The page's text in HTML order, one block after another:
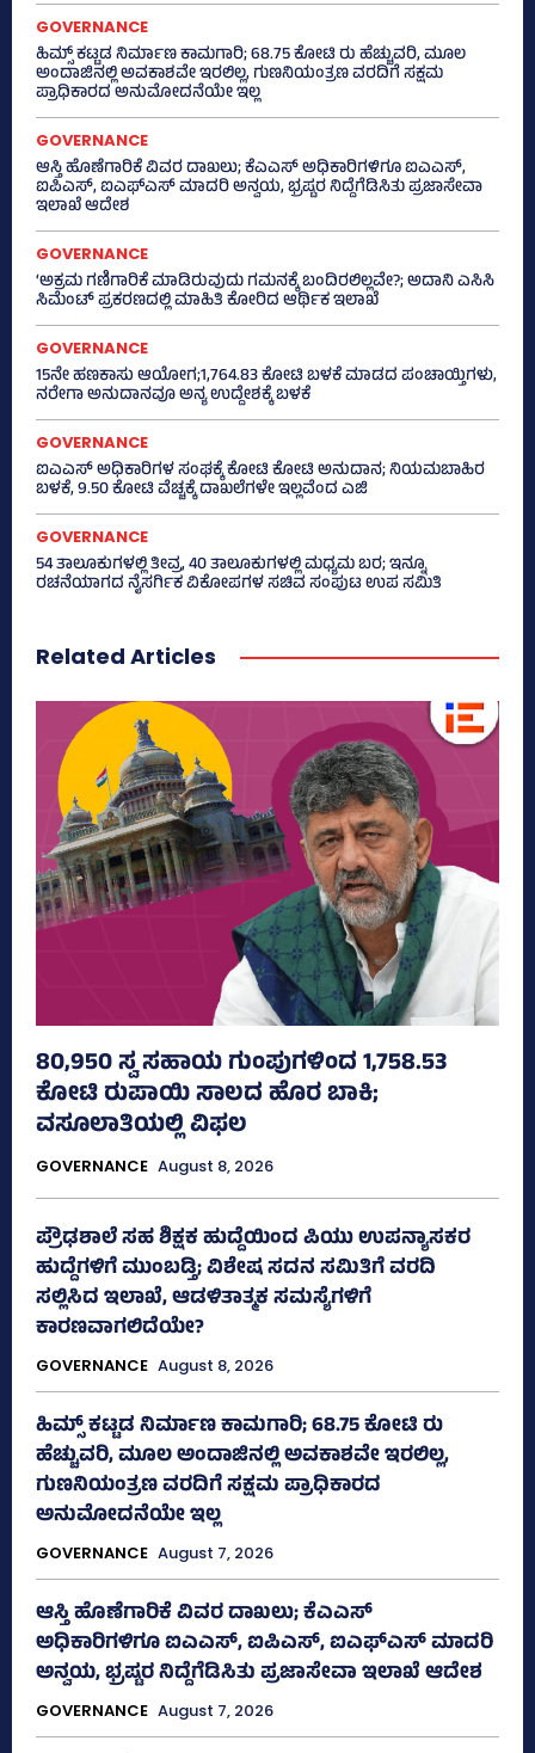
GOVERNANCE
ಹಿಮ್ಸ್‌ ಕಟ್ಟಡ ನಿರ್ಮಾಣ ಕಾಮಗಾರಿ; 68.75 ಕೋಟಿ ರು ಹೆಚ್ಚುವರಿ, ಮೂಲ
ಅಂದಾಜಿನಲ್ಲಿ ಅವಕಾಶವೇ ಇರಲಿಲ್ಲ, ಗುಣನಿಯಂತ್ರಣ ವರದಿಗೆ ಸಕ್ಷಮ
ಪ್ರಾಧಿಕಾರದ ಅನುಮೋದನೆಯೇ ಇಲ್ಲ
GOVERNANCE
ಆಸ್ತಿ ಹೊಣೆಗಾರಿಕೆ ವಿವರ ದಾಖಲು; ಕೆಎಎಸ್ ಅಧಿಕಾರಿಗಳಿಗೂ ಐಎಎಸ್‌,
ಐಪಿಎಸ್‌, ಐಎಫ್‌ಎಸ್‌ ಮಾದರಿ ಅನ್ವಯ, ಭ್ರಷ್ಟರ ನಿದ್ದೆಗೆಡಿಸಿತು ಪ್ರಜಾಸೇವಾ
ಇಲಾಖೆ ಆದೇಶ
GOVERNANCE
‘ಅಕ್ರಮ ಗಣಿಗಾರಿಕೆ ಮಾಡಿರುವುದು ಗಮನಕ್ಕೆ ಬಂದಿರಲಿಲ್ಲವೇ?; ಅದಾನಿ ಎಸಿಸಿ
ಸಿಮೆಂಟ್ ಪ್ರಕರಣದಲ್ಲಿ ಮಾಹಿತಿ ಕೋರಿದ ಆರ್ಥಿಕ ಇಲಾಖೆ
GOVERNANCE
15ನೇ ಹಣಕಾಸು ಆಯೋಗ;1,764.83 ಕೋಟಿ ಬಳಕೆ ಮಾಡದ ಪಂಚಾಯ್ತಿಗಳು,
ನರೇಗಾ ಅನುದಾನವೂ ಅನ್ಯ ಉದ್ದೇಶಕ್ಕೆ ಬಳಕೆ
GOVERNANCE
ಐಎಎಸ್‌ ಅಧಿಕಾರಿಗಳ ಸಂಘಕ್ಕೆ ಕೋಟಿ ಕೋಟಿ ಅನುದಾನ; ನಿಯಮಬಾಹಿರ
ಬಳಕೆ, 9.50 ಕೋಟಿ ವೆಚ್ಚಕ್ಕೆ ದಾಖಲೆಗಳೇ ಇಲ್ಲವೆಂದ ಎಜಿ
GOVERNANCE
54 ತಾಲೂಕುಗಳಲ್ಲಿ ತೀವ್ರ, 40 ತಾಲೂಕುಗಳಲ್ಲಿ ಮಧ್ಯಮ ಬರ; ಇನ್ನೂ
ರಚನೆಯಾಗದ ನೈಸರ್ಗಿಕ ವಿಕೋಪಗಳ ಸಚಿವ ಸಂಪುಟ ಉಪ ಸಮಿತಿ
Related Articles
80,950 ಸ್ವ ಸಹಾಯ ಗುಂಪುಗಳಿಂದ 1,758.53
ಕೋಟಿ ರುಪಾಯಿ ಸಾಲದ ಹೊರ ಬಾಕಿ;
ವಸೂಲಾತಿಯಲ್ಲಿ ವಿಫಲ
GOVERNANCE August 8, 2026
ಪ್ರೌಢಶಾಲೆ ಸಹ ಶಿಕ್ಷಕ ಹುದ್ದೆಯಿಂದ ಪಿಯು ಉಪನ್ಯಾಸಕರ
ಹುದ್ದೆಗಳಿಗೆ ಮುಂಬಡ್ತಿ; ವಿಶೇಷ ಸದನ ಸಮಿತಿಗೆ ವರದಿ
ಸಲ್ಲಿಸಿದ ಇಲಾಖೆ, ಆಡಳಿತಾತ್ಮಕ ಸಮಸ್ಯೆಗಳಿಗೆ
ಕಾರಣವಾಗಲಿದೆಯೇ?
GOVERNANCE August 8, 2026
ಹಿಮ್ಸ್‌ ಕಟ್ಟಡ ನಿರ್ಮಾಣ ಕಾಮಗಾರಿ; 68.75 ಕೋಟಿ ರು
ಹೆಚ್ಚುವರಿ, ಮೂಲ ಅಂದಾಜಿನಲ್ಲಿ ಅವಕಾಶವೇ ಇರಲಿಲ್ಲ,
ಗುಣನಿಯಂತ್ರಣ ವರದಿಗೆ ಸಕ್ಷಮ ಪ್ರಾಧಿಕಾರದ
ಅನುಮೋದನೆಯೇ ಇಲ್ಲ
GOVERNANCE August 7, 2026
ಆಸ್ತಿ ಹೊಣೆಗಾರಿಕೆ ವಿವರ ದಾಖಲು; ಕೆಎಎಸ್
ಅಧಿಕಾರಿಗಳಿಗೂ ಐಎಎಸ್‌, ಐಪಿಎಸ್‌, ಐಎಫ್‌ಎಸ್‌ ಮಾದರಿ
ಅನ್ವಯ, ಭ್ರಷ್ಟರ ನಿದ್ದೆಗೆಡಿಸಿತು ಪ್ರಜಾಸೇವಾ ಇಲಾಖೆ ಆದೇಶ
GOVERNANCE August 7, 2026